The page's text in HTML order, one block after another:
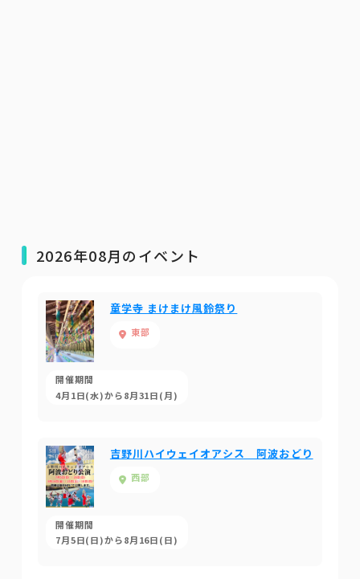
2026年08月のイベント
童学寺 まけまけ風鈴祭り
東部
開催期間
4月1日(水)から8月31日(月)
吉野川ハイウェイオアシス 阿波おどり
西部
開催期間
7月5日(日)から8月16日(日)